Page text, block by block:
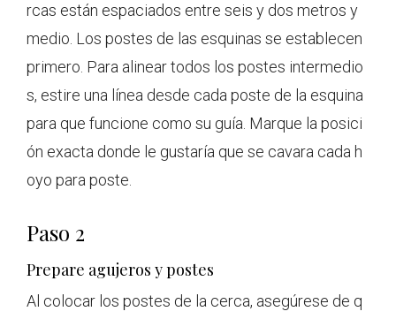
rcas están espaciados entre seis y dos metros y
medio. Los postes de las esquinas se establecen
primero. Para alinear todos los postes intermedio
s, estire una línea desde cada poste de la esquina
para que funcione como su guía. Marque la posici
ón exacta donde le gustaría que se cavara cada h
oyo para poste.
Paso 2
Prepare agujeros y postes
Al colocar los postes de la cerca, asegúrese de q